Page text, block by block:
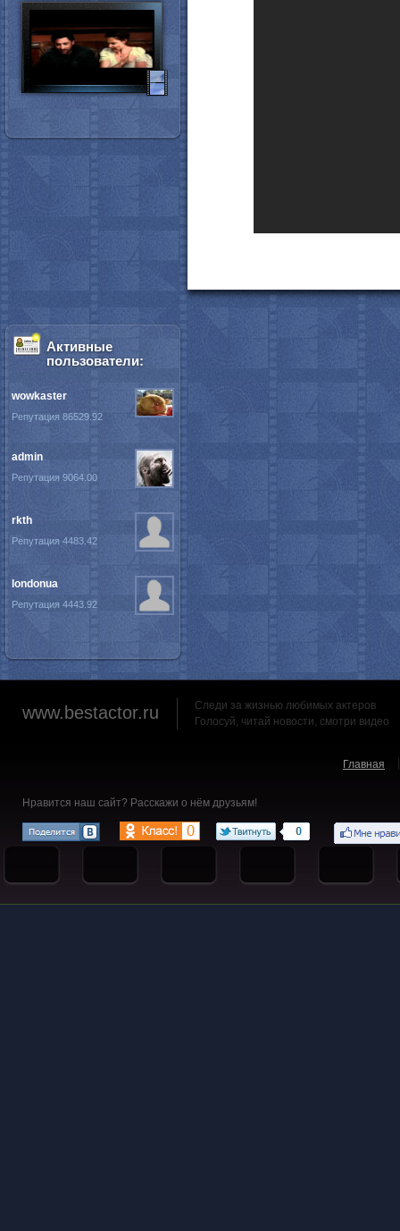
Активные
пользователи:
wowkaster
Репутация 86529.92
admin
Репутация 9064.00
rkth
Репутация 4483.42
londonua
Репутация 4443.92
www.bestactor.ru
Следи за жизнью любимых актеров
Голосуй, читай новости, смотри видео
Главная
Нравится наш сайт? Расскажи о нём друзьям!